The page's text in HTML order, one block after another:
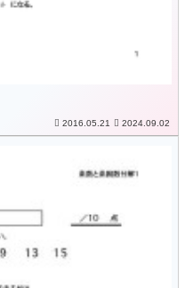
2016.05.21 2024.09.02